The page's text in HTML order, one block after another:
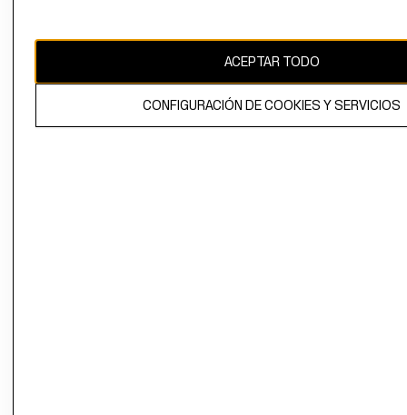
CAMBIAR REGIÓN
ACEPTAR TODO
CONFIGURACIÓN DE COOKIES Y SERVICIOS